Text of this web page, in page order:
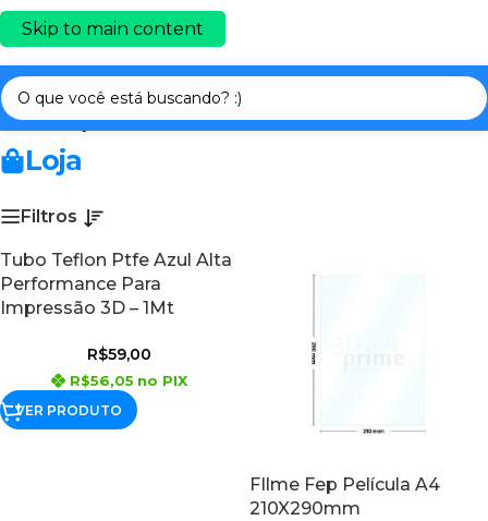
Skip to main content
Início/PEÇAS E ACESSÓRIOS/ACESSÓRIOS
Loja
Filtros
Tubo Teflon Ptfe Azul Alta
Performance Para
Impressão 3D – 1Mt
R$59,00
R$56,05 no PIX
VER PRODUTO
FIlme Fep Película A4
210X290mm